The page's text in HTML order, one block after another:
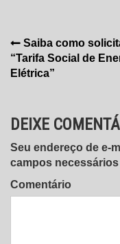
Navegação
de
Saiba como
“Tarifa Social de
Elétrica”
DEIXE
Seu endereço de e-
campos
Comentário